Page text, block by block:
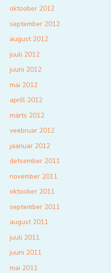
oktoober 2012
september 2012
august 2012
juuli 2012
juuni 2012
mai 2012
aprill 2012
märts 2012
veebruar 2012
jaanuar 2012
detsember 2011
november 2011
oktoober 2011
september 2011
august 2011
juuli 2011
juuni 2011
mai 2011